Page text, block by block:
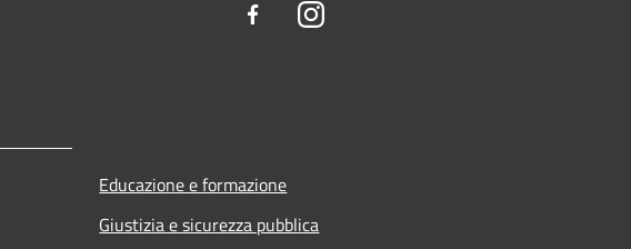
FacebookInstagram
Educazione e formazione
Giustizia e sicurezza pubblica